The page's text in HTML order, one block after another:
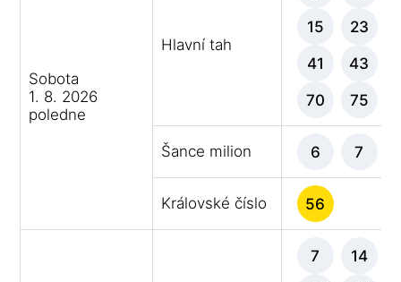
Sobota
1. 8. 2026
poledne
Hlavní tah
15 23
41 43
70 75
Šance milion 6 7
Královské číslo 56
7 14